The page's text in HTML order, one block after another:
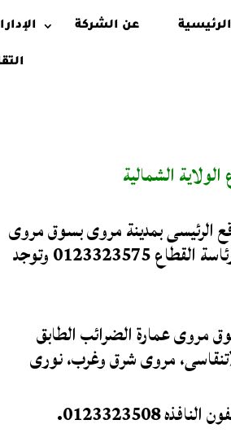
الرئيسية عن الشركة
الشمالية
الرئيسى بمدينة مروى بسوق مروى
عمارة الضرائب ورقم تلفون رئاسة القطاع 0123323575 وتوجد
مروى عمارة الضرائب الطابق
مروى شرق وغرب، نورى
0123323508.